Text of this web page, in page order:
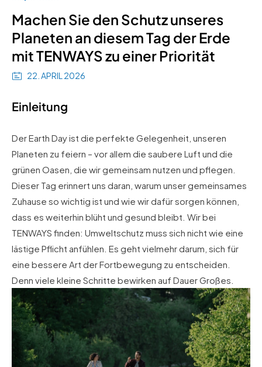
Machen Sie den Schutz unseres
Planeten an diesem Tag der Erde
mit TENWAYS zu einer Priorität
22. APRIL 2026
Einleitung
Der Earth Day ist die perfekte Gelegenheit, unseren
Planeten zu feiern – vor allem die saubere Luft und die
grünen Oasen, die wir gemeinsam nutzen und pflegen.
Dieser Tag erinnert uns daran, warum unser gemeinsames
Zuhause so wichtig ist und wie wir dafür sorgen können,
dass es weiterhin blüht und gesund bleibt. Wir bei
TENWAYS finden: Umweltschutz muss sich nicht wie eine
lästige Pflicht anfühlen. Es geht vielmehr darum, sich für
eine bessere Art der Fortbewegung zu entscheiden.
Denn viele kleine Schritte bewirken auf Dauer Großes.